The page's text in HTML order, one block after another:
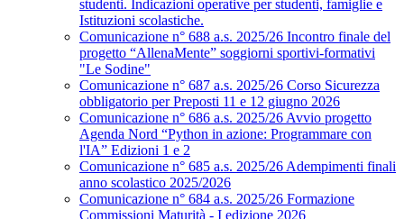
studenti. Indicazioni operative per studenti, famiglie e
Istituzioni scolastiche.
Comunicazione n° 688 a.s. 2025/26 Incontro finale del
progetto “AllenaMente” soggiorni sportivi‑formativi
"Le Sodine"
Comunicazione n° 687 a.s. 2025/26 Corso Sicurezza
obbligatorio per Preposti 11 e 12 giugno 2026
Comunicazione n° 686 a.s. 2025/26 Avvio progetto
Agenda Nord “Python in azione: Programmare con
l'IA” Edizioni 1 e 2
Comunicazione n° 685 a.s. 2025/26 Adempimenti finali
anno scolastico 2025/2026
Comunicazione n° 684 a.s. 2025/26 Formazione
Commissioni Maturità - I edizione 2026